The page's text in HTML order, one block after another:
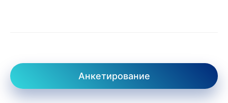
Анкетирование